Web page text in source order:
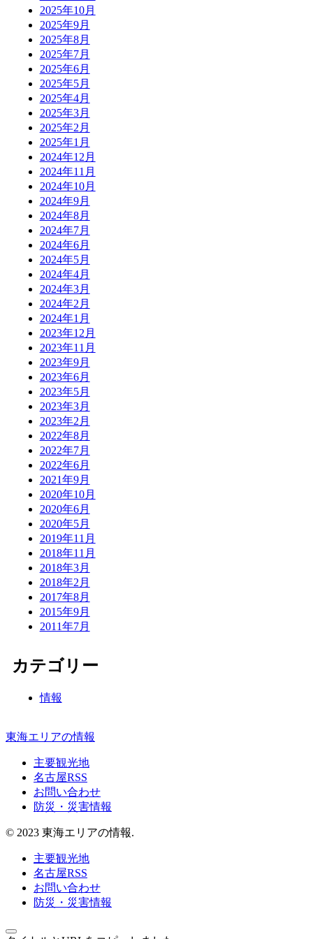
2025年10月
2025年9月
2025年8月
2025年7月
2025年6月
2025年5月
2025年4月
2025年3月
2025年2月
2025年1月
2024年12月
2024年11月
2024年10月
2024年9月
2024年8月
2024年7月
2024年6月
2024年5月
2024年4月
2024年3月
2024年2月
2024年1月
2023年12月
2023年11月
2023年9月
2023年6月
2023年5月
2023年3月
2023年2月
2022年8月
2022年7月
2022年6月
2021年9月
2020年10月
2020年6月
2020年5月
2019年11月
2018年11月
2018年3月
2018年2月
2017年8月
2015年9月
2011年7月
カテゴリー
情報
東海エリアの情報
主要観光地
名古屋RSS
お問い合わせ
防災・災害情報
© 2023 東海エリアの情報.
主要観光地
名古屋RSS
お問い合わせ
防災・災害情報